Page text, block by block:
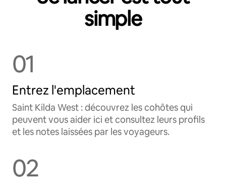
simple
01
Entrez l'emplacement
Saint Kilda West : découvrez les cohôtes qui
peuvent vous aider ici et consultez leurs profils
et les notes laissées par les voyageurs.
02